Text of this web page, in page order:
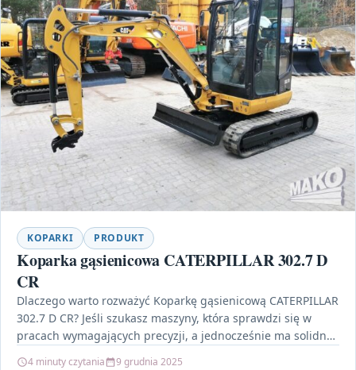
KOPARKI PRODUKT
Koparka gąsienicowa CATERPILLAR 302.7 D
CR
Dlaczego warto rozważyć Koparkę gąsienicową CATERPILLAR
302.7 D CR? Jeśli szukasz maszyny, która sprawdzi się w
pracach wymagających precyzji, a jednocześnie ma solidną
4 minuty czytania 9 grudnia 2025